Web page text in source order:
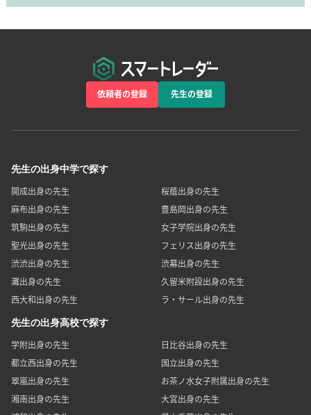
依頼者の登録 先生の登録
先生の出身中学で探す
開成出身の先生
桜蔭出身の先生
麻布出身の先生
豊島岡出身の先生
筑駒出身の先生
女子学院出身の先生
聖光出身の先生
フェリス出身の先生
渋渋出身の先生
渋幕出身の先生
灘出身の先生
久留米附設出身の先生
西大和出身の先生
ラ・サール出身の先生
先生の出身高校で探す
学附出身の先生
日比谷出身の先生
都立西出身の先生
国立出身の先生
翠嵐出身の先生
お茶ノ水女子附属出身の先生
湘南出身の先生
大宮出身の先生